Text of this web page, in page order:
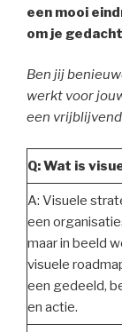
een mooi
om je
Ben jij
werkt voor
een
Q: Wat is
A: Visuele
een
maar in beeld
visuele
een gedeeld,
en actie.